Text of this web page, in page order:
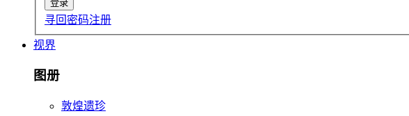
寻回密码注册
视界
图册
敦煌遗珍